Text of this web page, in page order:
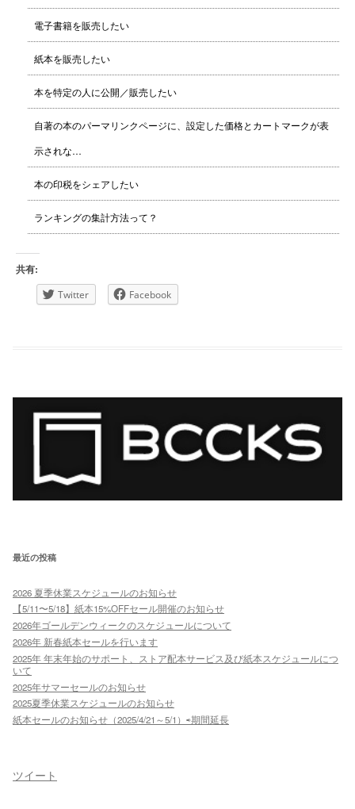
電子書籍を販売したい
紙本を販売したい
本を特定の人に公開／販売したい
自著の本のパーマリンクページに、設定した価格とカートマークが表
示されな…
本の印税をシェアしたい
ランキングの集計方法って？
共有:
Twitter Facebook
最近の投稿
2026 夏季休業スケジュールのお知らせ
【5/11〜5/18】紙本15%OFFセール開催のお知らせ
2026年ゴールデンウィークのスケジュールについて
2026年 新春紙本セールを行います
2025年 年末年始のサポート、ストア配本サービス及び紙本スケジュールにつ
いて
2025年サマーセールのお知らせ
2025夏季休業スケジュールのお知らせ
紙本セールのお知らせ（2025/4/21～5/1）⇨期間延長
ツイート